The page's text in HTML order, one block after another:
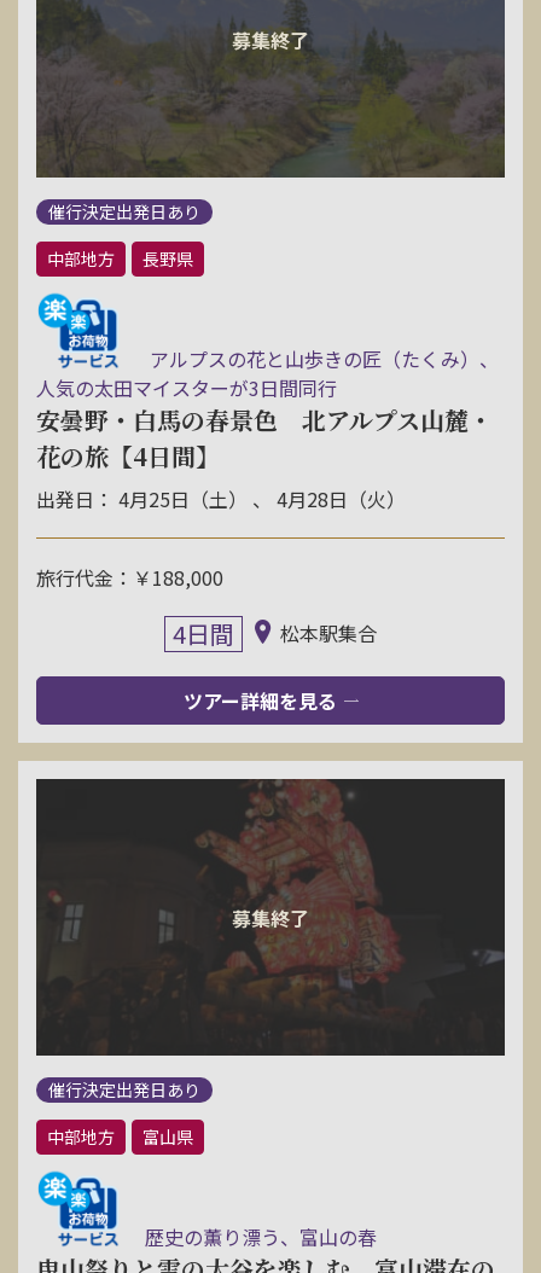
催行決定出発日あり
中部地方
長野県
アルプスの花と山歩きの匠（たくみ）、
人気の太田マイスターが3日間同行
安曇野・白馬の春景色 北アルプス山麓・
花の旅【4日間】
出発日： 4月25日（土） 、 4月28日（火）
旅行代金：￥188,000
4日間 松本駅集合
ツアー詳細を見る
催行決定出発日あり
中部地方
富山県
歴史の薫り漂う、富山の春